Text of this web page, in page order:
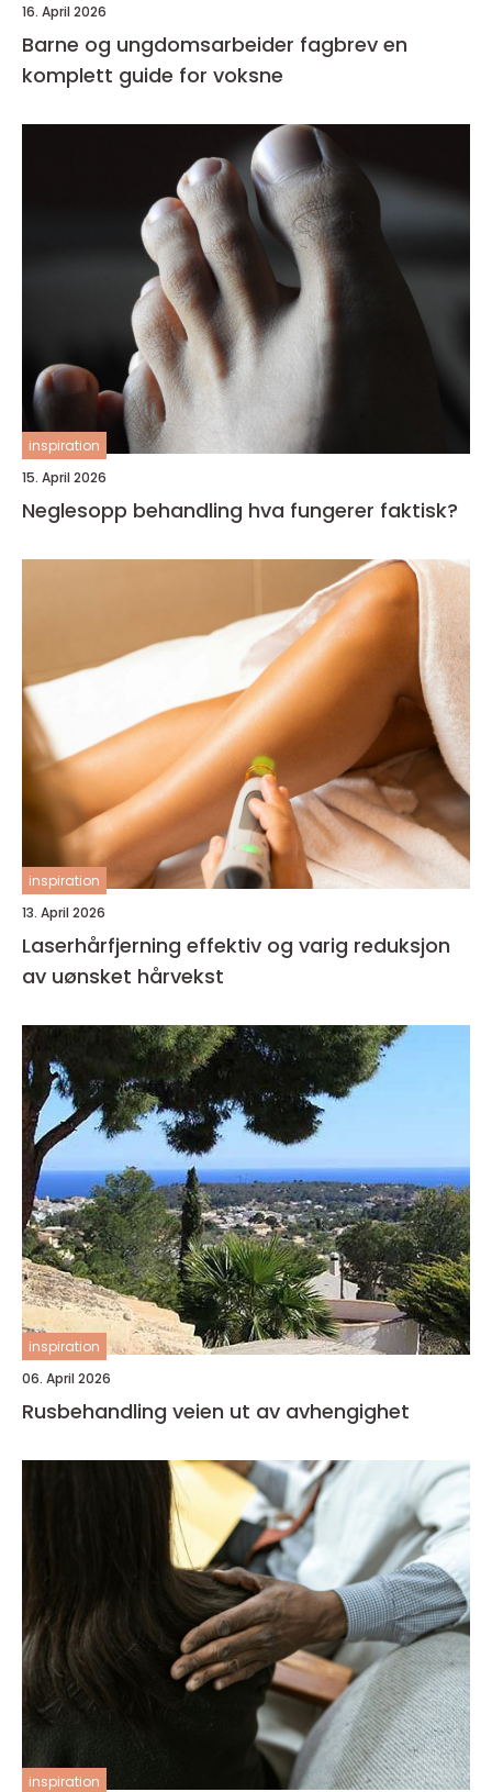
16. April 2026
Barne og ungdomsarbeider fagbrev en
komplett guide for voksne
inspiration
15. April 2026
Neglesopp behandling hva fungerer faktisk?
inspiration
13. April 2026
Laserhårfjerning effektiv og varig reduksjon
av uønsket hårvekst
inspiration
06. April 2026
Rusbehandling veien ut av avhengighet
inspiration